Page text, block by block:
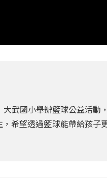
武國小舉辦籃球公益活動
希望透過籃球能帶給孩子